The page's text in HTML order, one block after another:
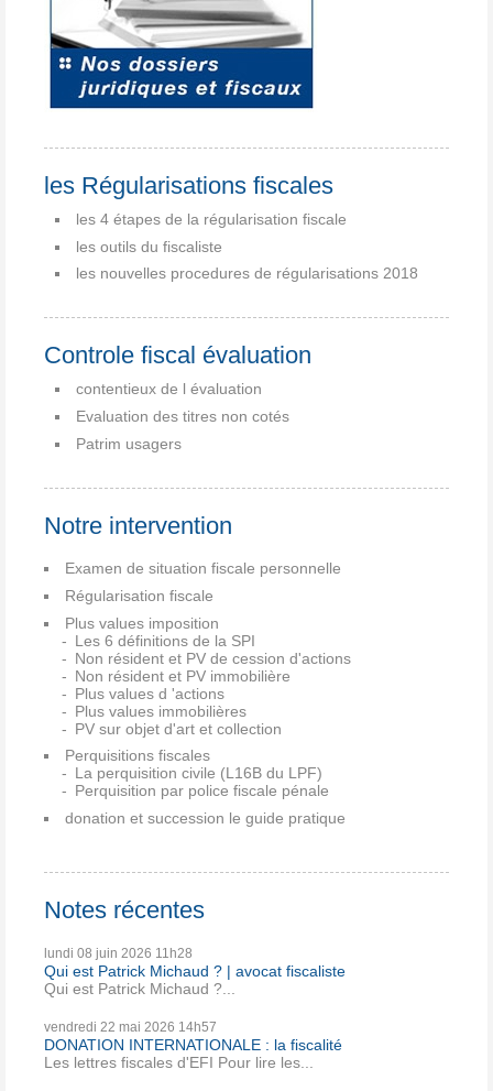
les Régularisations fiscales
les 4 étapes de la régularisation fiscale
les outils du fiscaliste
les nouvelles procedures de régularisations 2018
Controle fiscal évaluation
contentieux de l évaluation
Evaluation des titres non cotés
Patrim usagers
Notre intervention
Examen de situation fiscale personnelle
Régularisation fiscale
Plus values imposition
Les 6 définitions de la SPI
Non résident et PV de cession d'actions
Non résident et PV immobilière
Plus values d 'actions
Plus values immobilières
PV sur objet d'art et collection
Perquisitions fiscales
La perquisition civile (L16B du LPF)
Perquisition par police fiscale pénale
donation et succession le guide pratique
Notes récentes
lundi 08 juin 2026 11h28
Qui est Patrick Michaud ? | avocat fiscaliste
Qui est Patrick Michaud ?...
vendredi 22 mai 2026 14h57
DONATION INTERNATIONALE : la fiscalité
Les lettres fiscales d'EFI Pour lire les...